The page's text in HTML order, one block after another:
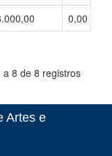
0,00
a 8 de 8 registros
Artes e